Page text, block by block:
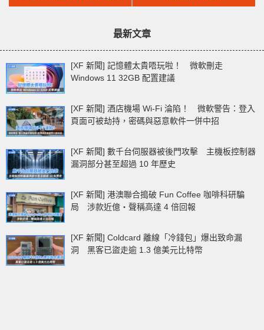
文
會重點速報 – Apple
16″ MacBook Pro、
mini、M1 Pro / M1
MAX 晶片、Apple
Music 服務
文
最新文章
[XF 新聞] 記憶體太貴唔玩啦！ 微軟刪走
Windows 11 32GB 配置建議
[XF 新聞] 酒店機場 Wi-Fi 淪陷！ 微軟警告：登入
頁面可被劫持，密碼與惡意軟件一併中招
[XF 新聞] 數千台伺服器被後門攻擊 主機板控制器
漏洞部分甚至超過 10 年歷史
[XF 新聞] 港澳聯合搗破 Fun Coffee 咖啡科研騙
局 涉款近億‧聲稱高達 4 倍回報
[XF 新聞] Coldcard 離線「冷錢包」爆出致命漏
洞 黑客已盜走逾 1.3 億美元比特幣